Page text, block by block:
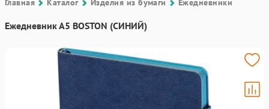
Главная Каталог Изделия из бумаги Ежедневники
Ежедневник А5 BOSTON (СИНИЙ)